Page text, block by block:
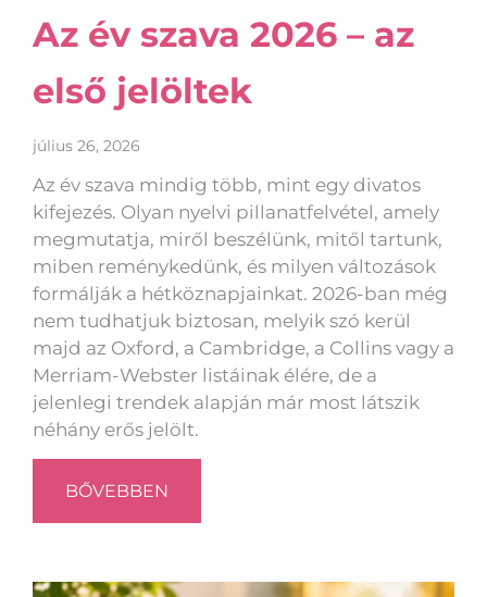
Az év szava 2026 – az
első jelöltek
július 26, 2026
Az év szava mindig több, mint egy divatos
kifejezés. Olyan nyelvi pillanatfelvétel, amely
megmutatja, miről beszélünk, mitől tartunk,
miben reménykedünk, és milyen változások
formálják a hétköznapjainkat. 2026-ban még
nem tudhatjuk biztosan, melyik szó kerül
majd az Oxford, a Cambridge, a Collins vagy a
Merriam-Webster listáinak élére, de a
jelenlegi trendek alapján már most látszik
néhány erős jelölt.
BŐVEBBEN